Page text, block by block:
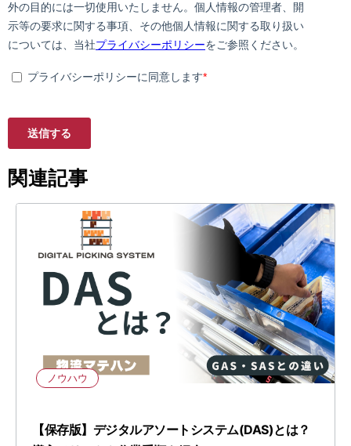
関連記事
ノウハウ
【保存版】デジタルアソートシステム(DAS)とは？